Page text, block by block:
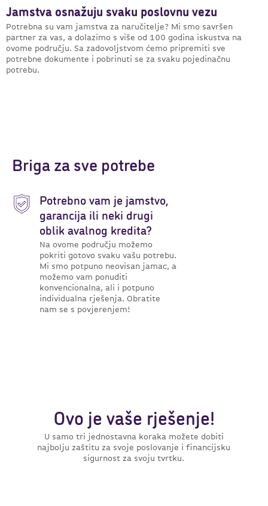
Jamstva osnažuju svaku poslovnu vezu
Potrebna su vam jamstva za naručitelje? Mi smo savršen
partner za vas, a dolazimo s više od 100 godina iskustva na
ovome području. Sa zadovoljstvom ćemo pripremiti sve
potrebne dokumente i pobrinuti se za svaku pojedinačnu
potrebu.
Briga za sve potrebe
Potrebno vam je jamstvo,
garancija ili neki drugi
oblik avalnog kredita?
Na ovome području možemo
pokriti gotovo svaku vašu potrebu.
Mi smo potpuno neovisan jamac, a
možemo vam ponuditi
konvencionalna, ali i potpuno
individualna rješenja. Obratite
nam se s povjerenjem!
Ovo je vaše rješenje!
U samo tri jednostavna koraka možete dobiti
najbolju zaštitu za svoje poslovanje i financijsku
sigurnost za svoju tvrtku.